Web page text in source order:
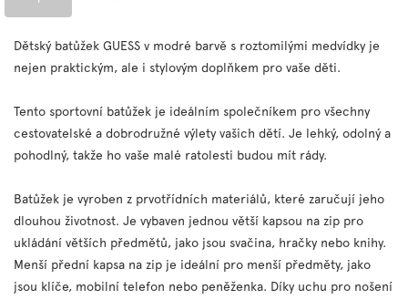
Dětský batůžek GUESS v modré barvě s roztomilými medvídky je
nejen praktickým, ale i stylovým doplňkem pro vaše děti.
Tento sportovní batůžek je ideálním společníkem pro všechny
cestovatelské a dobrodružné výlety vašich dětí. Je lehký, odolný a
pohodlný, takže ho vaše malé ratolesti budou mít rády.
Batůžek je vyroben z prvotřídních materiálů, které zaručují jeho
dlouhou životnost. Je vybaven jednou větší kapsou na zip pro
ukládání větších předmětů, jako jsou svačina, hračky nebo knihy.
Menší přední kapsa na zip je ideální pro menší předměty, jako
jsou klíče, mobilní telefon nebo peněženka. Díky uchu pro nošení